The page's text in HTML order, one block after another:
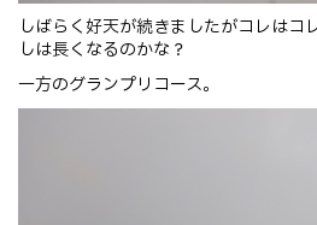
しばらく好天が続きましたがコレはコ
しは長くなるのかな？
一方のグランプリコース。